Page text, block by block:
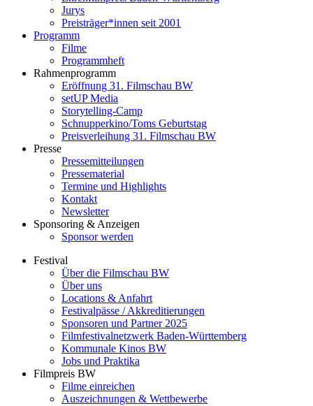
Jurys
Preisträger*innen seit 2001
Programm
Filme
Programmheft
Rahmenprogramm
Eröffnung 31. Filmschau BW
setUP Media
Storytelling-Camp
Schnupperkino/Toms Geburtstag
Preisverleihung 31. Filmschau BW
Presse
Pressemitteilungen
Pressematerial
Termine und Highlights
Kontakt
Newsletter
Sponsoring & Anzeigen
Sponsor werden
Festival
Über die Filmschau BW
Über uns
Locations & Anfahrt
Festivalpässe / Akkreditierungen
Sponsoren und Partner 2025
Filmfestivalnetzwerk ­Baden-Württemberg
Kommunale Kinos BW
Jobs und Praktika
Filmpreis BW
Filme einreichen
Auszeichnungen & Wettbewerbe